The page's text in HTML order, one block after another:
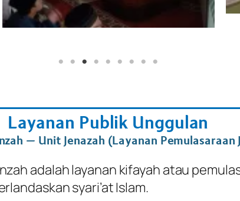
Layanan Publik Unggulan
– Unit Jenazah (Layanan Pemulasaraan
adalah layanan kifayah atau
syari’at Islam.